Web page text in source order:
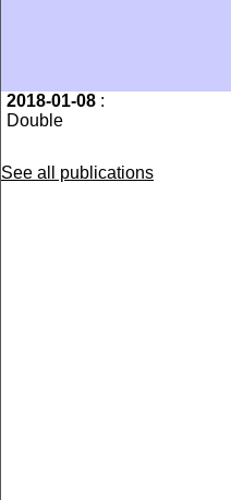
2018-01-08 :
Double
See all publications